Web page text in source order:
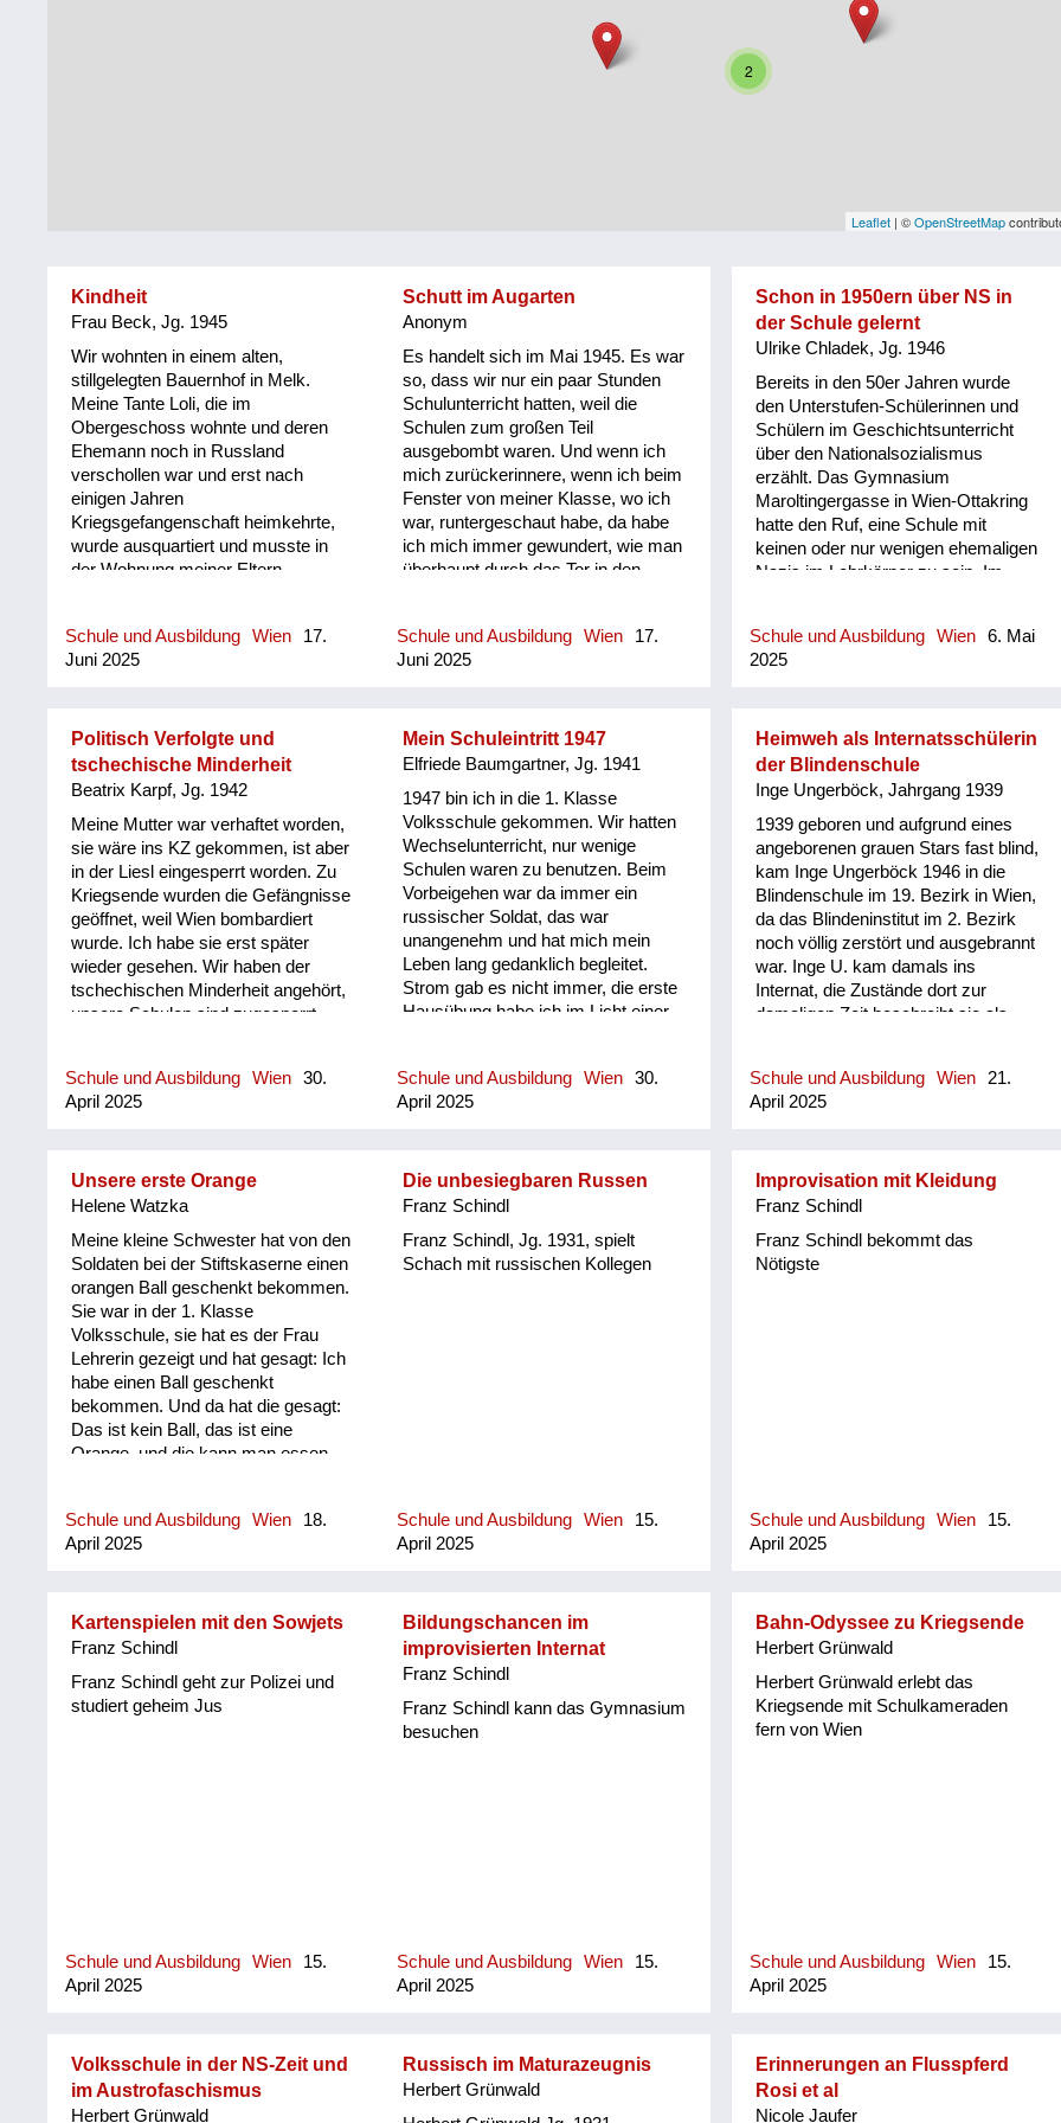
Wohnen
sonstiges
2
Leaflet | ©OpenStreetMap
Kindheit
Frau Beck, Jg. 1945
Wir wohnten in einem alten,
stillgelegten Bauernhof in Melk.
Meine Tante Loli, die im
Obergeschoss wohnte und deren
Ehemann noch in Russland
verschollen war und erst nach
einigen Jahren
Kriegsgefangenschaft heimkehrte,
wurde ausquartiert und musste in
der Wohnung meiner Eltern
hochschwanger und schon die
Russen im Haus. Letztendlich war
Kapital mit. Frau Nina bezog das
Obergeschoss. Nina sprach perfekt
Deutsch und konnte sich gut mit der
Capitan - Er wurde immer nur
Capitan genannt - war sehr
beschäftigt und viel abwesend. Es
kam bald der Zeitpunkt der
Niederkunft. Zu dieser Zeit waren
viele Flüchtlinge in unserem Garten
und. Und auch in der Küche
unterwegs. Sie machten Station bei
Soldaten waren in unserem Garten
und viele russische. In diesem
Umfeld ei...
Schule und Ausbildung Wien
17.
Juni 2025
Schutt im Augarten
Anonym
Es handelt sich im Mai 1945. Es war
so, dass wir nur ein paar Stunden
Schulunterricht hatten, weil die
Schulen zum großen Teil
ausgebombt waren. Und wenn ich
mich zurückerinnere, wenn ich beim
Fenster von meiner Klasse, wo ich
war, runtergeschaut habe, da habe
ich mich immer gewundert, wie man
überhaupt durch das Tor in den
angeräumt, wie der vierte Stock
meiner Schule war.
Schule und Ausbildung Wien
17.
Juni 2025
Schon in 1950ern über NS in
der Schule gelernt
Ulrike Chladek, Jg. 1946
Bereits in den 50er Jahren wurde
den Unterstufen-Schülerinnen und
Schülern im Geschichtsunterricht
über den Nationalsozialismus
erzählt. Das Gymnasium
Maroltingergasse in Wien-Ottakring
hatte den Ruf, eine Schule mit
keinen oder nur wenigen ehemaligen
Nazis im Lehrkörper zu sein. Im
über das Geschehen in den NS-
Konzentrationslagern zu sehen
Schule und Ausbildung Wien
6. Mai
2025
Politisch Verfolgte und
tschechische Minderheit
Beatrix Karpf, Jg. 1942
Meine Mutter war verhaftet worden,
sie wäre ins KZ gekommen, ist aber
in der Liesl eingesperrt worden. Zu
Kriegsende wurden die Gefängnisse
geöffnet, weil Wien bombardiert
wurde. Ich habe sie erst später
wieder gesehen. Wir haben der
tschechischen Minderheit angehört,
unsere Schulen sind zugesperrt
wenn Schüler tschechisch
gesprochen haben untereinander,
Wohn- und Ernährungssituation. Im
Augarten durften wir nicht
Am Tabor bei der evangelischen
Kirche haben sie ein verendetes
Pferd eingegraben, die Menschen
haben es wieder ausgegraben und
gegessen. Das Ärgste für mich war
es, im vierten Stock in einer
zerbombten Zimmer-Küche-
Wohnung zu wohnen.
Schule und Ausbildung Wien
30.
April 2025
Mein Schuleintritt 1947
Elfriede Baumgartner, Jg. 1941
1947 bin ich in die 1. Klasse
Volksschule gekommen. Wir hatten
Wechselunterricht, nur wenige
Schulen waren zu benutzen. Beim
Vorbeigehen war da immer ein
russischer Soldat, das war
unangenehm und hat mich mein
Leben lang gedanklich begleitet.
Strom gab es nicht immer, die erste
Hausübung habe ich im Licht einer
so holzhaltig war, sodass die Hefte
voll mit blauen Flecken waren. Wir
ohne Glas.
Schule und Ausbildung Wien
30.
April 2025
Heimweh als Internatsschülerin
der Blindenschule
Inge Ungerböck, Jahrgang 1939
1939 geboren und aufgrund eines
angeborenen grauen Stars fast blind,
kam Inge Ungerböck 1946 in die
Blindenschule im 19. Bezirk in Wien,
da das Blindeninstitut im 2. Bezirk
noch völlig zerstört und ausgebrannt
war. Inge U. kam damals ins
Internat, die Zustände dort zur
damaligen Zeit beschreibt sie als
stark an ihre Mutter gebunden war.
In der Blindenschule waren auch
erlitten hatten, und dadurch ihr
Augenlicht verloren hatten.
Schule und Ausbildung Wien
21.
April 2025
Unsere erste Orange
Helene Watzka
Meine kleine Schwester hat von den
Soldaten bei der Stiftskaserne einen
orangen Ball geschenkt bekommen.
Sie war in der 1. Klasse
Volksschule, sie hat es der Frau
Lehrerin gezeigt und hat gesagt: Ich
habe einen Ball geschenkt
bekommen. Und da hat die gesagt:
Das ist kein Ball, das ist eine
Orange, und die kann man essen. -
erzählen kann.
Schule und Ausbildung Wien
18.
April 2025
Die unbesiegbaren Russen
Franz Schindl
Franz Schindl, Jg. 1931, spielt
Schach mit russischen Kollegen
Schule und Ausbildung Wien
15.
April 2025
Improvisation mit Kleidung
Franz Schindl
Franz Schindl bekommt das
Nötigste
Schule und Ausbildung Wien
15.
April 2025
Kartenspielen mit den Sowjets
Franz Schindl
Franz Schindl geht zur Polizei und
studiert geheim Jus
Schule und Ausbildung Wien
15.
April 2025
Bildungschancen im
improvisierten Internat
Franz Schindl
Franz Schindl kann das Gymnasium
besuchen
Schule und Ausbildung Wien
15.
April 2025
Bahn-Odyssee zu Kriegsende
Herbert Grünwald
Herbert Grünwald erlebt das
Kriegsende mit Schulkameraden
fern von Wien
Schule und Ausbildung Wien
15.
April 2025
Volksschule in der NS-Zeit und
im Austrofaschismus
Herbert Grünwald
Russisch im Maturazeugnis
Herbert Grünwald
Erinnerungen an Flusspferd
Rosi et al
Nicole Jaufer